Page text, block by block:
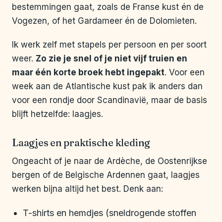
bestemmingen gaat, zoals de Franse kust én de
Vogezen, of het Gardameer én de Dolomieten.
Ik werk zelf met stapels per persoon en per soort
weer. Zo zie je snel of je niet vijf truien en
maar één korte broek hebt ingepakt. Voor een
week aan de Atlantische kust pak ik anders dan
voor een rondje door Scandinavië, maar de basis
blijft hetzelfde: laagjes.
Laagjes en praktische kleding
Ongeacht of je naar de Ardèche, de Oostenrijkse
bergen of de Belgische Ardennen gaat, laagjes
werken bijna altijd het best. Denk aan:
T-shirts en hemdjes (sneldrogende stoffen